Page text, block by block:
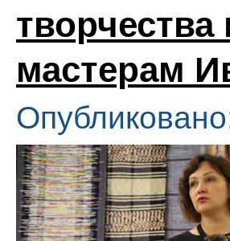
мастерам